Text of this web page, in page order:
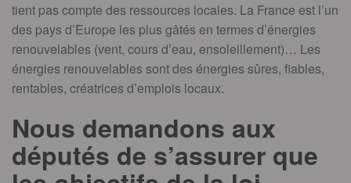
tient pas compte des ressources locales. La France est l’un
des pays d’Europe les plus gâtés en termes d’énergies
renouvelables (vent, cours d’eau, ensoleillement)… Les
énergies renouvelables sont des énergies sûres, fiables,
rentables, créatrices d’emplois locaux.
Nous demandons aux
députés de s’assurer que